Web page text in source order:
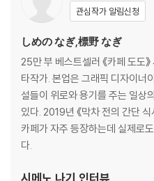
관심작가 알림신청
しめの なぎ,標野 なぎ
25만 부 베스트셀러 《카페 도도
타작가. 본업은 그래픽 디자이너
설들이 위로와 용기를 주는 일상
있다. 2019년 《막차 전의 간단
카페가 자주 등장하는데 실제로
다.
시메노 나기 인터뷰